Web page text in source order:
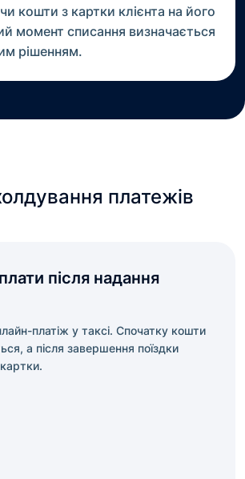
кошти з картки клієнта на його
момент списання визначається
рішенням.
платежів
після надання
платіж у таксі. Спочатку кошти
а після завершення поїздки